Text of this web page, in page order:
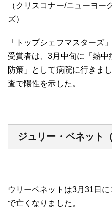
（クリスコナー/ニューヨ
ズ）
「トップシェフマスターズ
受賞者は、3月中旬に「熱
防策」として病院に行きま
査で陽性を示した。
ジュリー・ベネット
ウリーベネットは3月31日
で亡くなりました。